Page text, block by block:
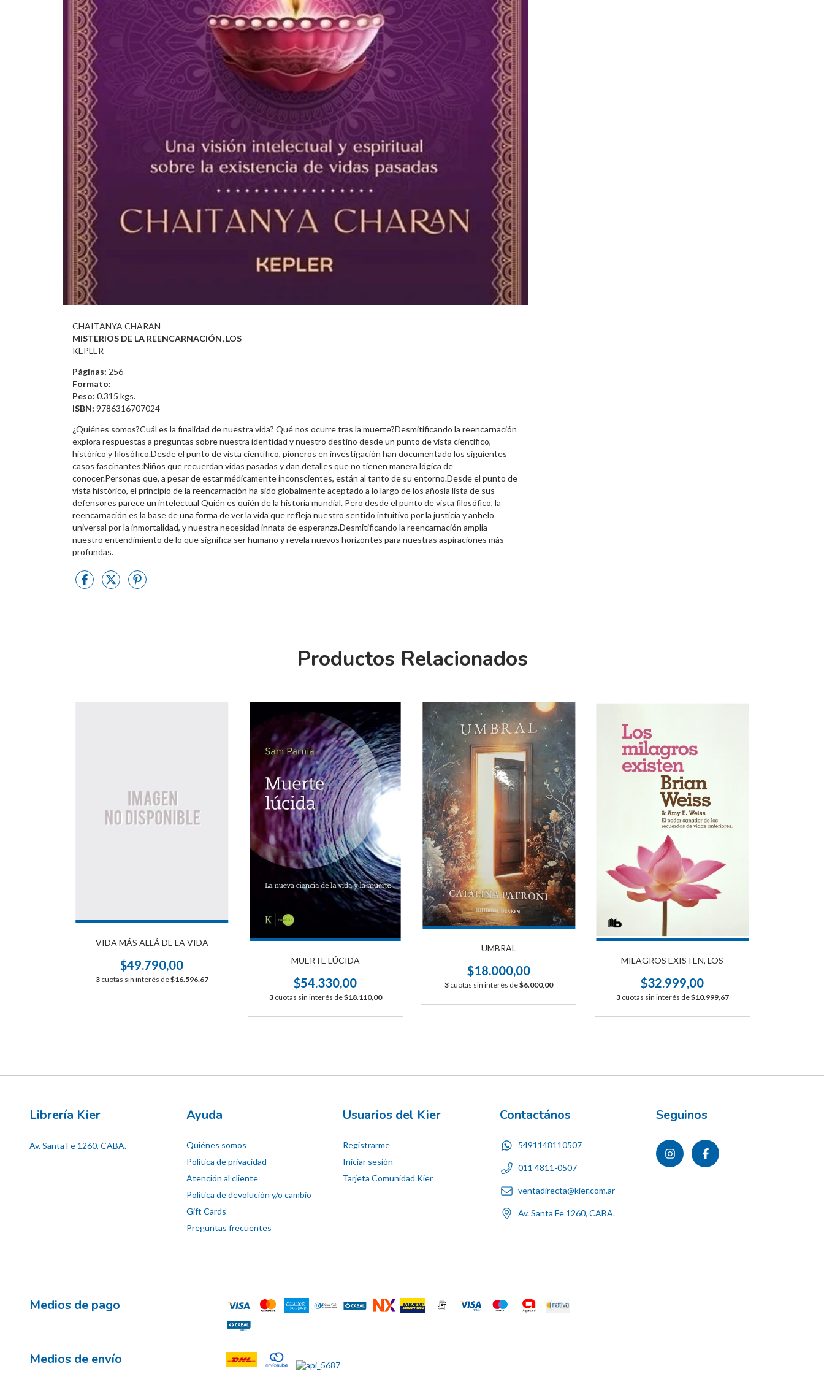
CHAITANYA CHARAN
MISTERIOS DE LA REENCARNACIÓN, LOS
KEPLER
Páginas: 256
Formato:
Peso: 0.315 kgs.
ISBN: 9786316707024
¿Quiénes somos?Cuál es la finalidad de nuestra vida? Qué nos ocurre tras la muerte?Desmitificando la reencarnación
explora respuestas a preguntas sobre nuestra identidad y nuestro destino desde un punto de vista científico,
histórico y filosófico.Desde el punto de vista científico, pioneros en investigación han documentado los siguientes
casos fascinantes:Niños que recuerdan vidas pasadas y dan detalles que no tienen manera lógica de
conocer.Personas que, a pesar de estar médicamente inconscientes, están al tanto de su entorno.Desde el punto de
vista histórico, el principio de la reencarnación ha sido globalmente aceptado a lo largo de los añosla lista de sus
defensores parece un intelectual Quién es quién de la historia mundial. Pero desde el punto de vista filosófico, la
reencarnación es la base de una forma de ver la vida que refleja nuestro sentido intuitivo por la justicia y anhelo
universal por la inmortalidad, y nuestra necesidad innata de esperanza.Desmitificando la reencarnación amplia
nuestro entendimiento de lo que significa ser humano y revela nuevos horizontes para nuestras aspiraciones más
profundas.
Productos Relacionados
VIDA MÁS ALLÁ DE LA VIDA
$49.790,00
3 cuotas sin interés de$16.596,67
MUERTE LÚCIDA
$54.330,00
3 cuotas sin interés de$18.110,00
UMBRAL
$18.000,00
3 cuotas sin interés de$6.000,00
MILAGROS EXISTEN, LOS
$32.999,00
3 cuotas sin interés de$10.999,67
Librería Kier
Av. Santa Fe 1260, CABA.
Ayuda
Quiénes somos
Política de privacidad
Atención al cliente
Política de devolución y/o cambio
Gift Cards
Preguntas frecuentes
Usuarios del Kier
Registrarme
Iniciar sesión
Tarjeta Comunidad Kier
Contactános
5491148110507
011 4811-0507
ventadirecta@kier.com.ar
Av. Santa Fe 1260, CABA.
Seguinos
Medios de pago
Medios de envío